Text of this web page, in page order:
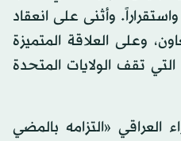
وأثنى على انعقاد
وعلى العلاقة المتميزة
التي تقف الولايات المتحدة
العراقي «التزامه بالمضي